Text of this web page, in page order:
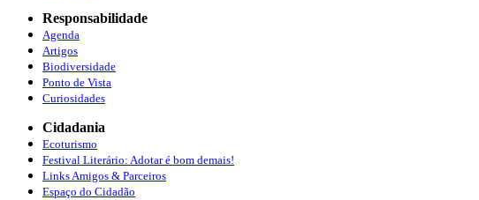
Responsabilidade
Agenda
Artigos
Biodiversidade
Ponto de Vista
Curiosidades
Cidadania
Ecoturismo
Festival Literário: Adotar é bom demais!
Links Amigos & Parceiros
Espaço do Cidadão